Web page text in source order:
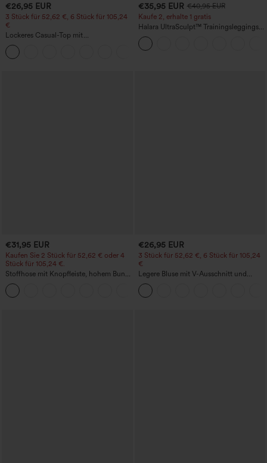
€26,95 EUR
3 Stück für 52,62 €, 6 Stück für 105,24
€
Lockeres Casual-Top mit
Rundhalsausschnitt und
Fledermausärmeln
€35,95 EUR €40,95 EUR
Kaufe 2, erhalte 1 gratis
Halara UltraSculpt™ Trainingsleggings
mit hohem Bund – raffende Push-up-
Po-Form, Bauchkontrolle, Taschen und
formende Passform
€31,95 EUR
Kaufen Sie 2 Stück für 52,62 € oder 4
Stück für 105,24 €.
Stoffhose mit Knopfleiste, hohem Bund,
mehreren Taschen und geradem Bein
€26,95 EUR
3 Stück für 52,62 €, 6 Stück für 105,24
€
Legere Bluse mit V-Ausschnitt und
kurzen Puffärmeln